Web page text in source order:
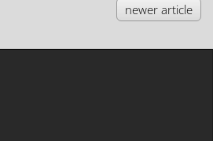
newer article